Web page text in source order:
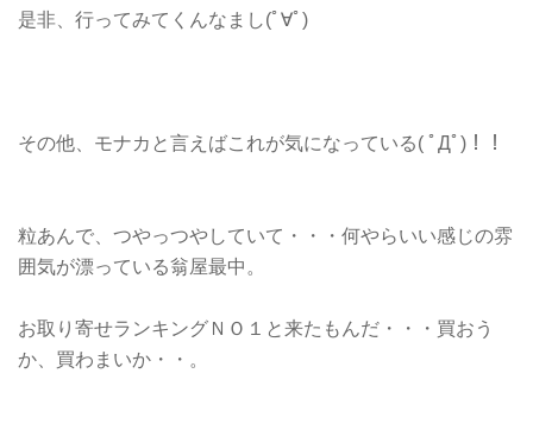
是非、行ってみてくんなまし(ﾟ∀ﾟ)
その他、モナカと言えばこれが気になっている( ﾟДﾟ)！！
粒あんで、つやっつやしていて・・・何やらいい感じの雰
囲気が漂っている翁屋最中。
お取り寄せランキングＮＯ１と来たもんだ・・・買おう
か、買わまいか・・。